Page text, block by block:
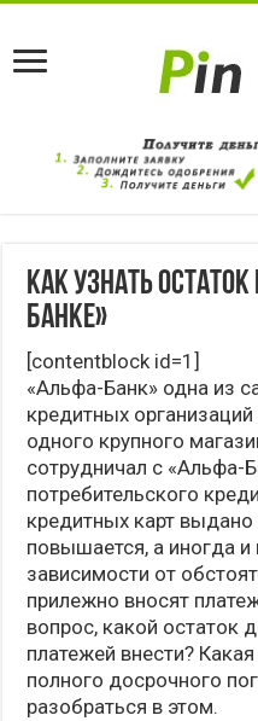
Как узнать
Банке»
[contentblock id=1]
«Альфа-Банк» одна из
кредитных
одного крупного
сотрудничал с «Альфа-
потребительского
кредитных карт
повышается, а иногда и
зависимости от
прилежно вносят
вопрос, какой остаток
платежей внести?
полного досрочного
разобраться в этом.